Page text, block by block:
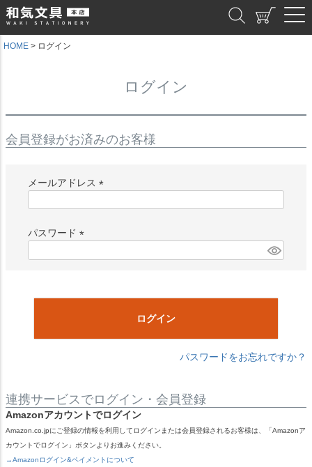
HOME ログイン
ログイン
会員登録がお済みのお客様
メールアドレス
)
パスワード
)
ログイン
パスワードをお忘れですか？
連携サービスでログイン・会員登録
Amazonアカウントでログイン
Amazon.co.jpにご登録の情報を利用してログインまたは会員登録されるお客様は、「Amazonア
カウントでログイン」ボタンよりお進みください。
→Amazonログイン&ペイメントについて